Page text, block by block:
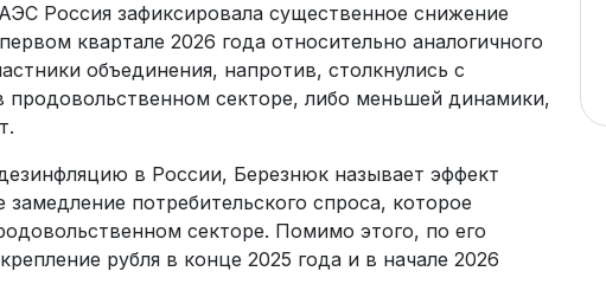
Россия зафиксировала существенное снижение
квартале 2026 года относительно аналогичного
объединения, напротив, столкнулись с
продовольственном секторе, либо меньшей динамики,
в России, Березнюк называет эффект
потребительского спроса, которое
секторе. Помимо этого, по его
рубля в конце 2025 года и в начале 2026